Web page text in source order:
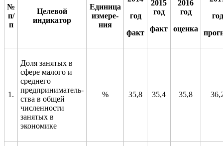
№
п/
п
Целевой
индикатор
Единица
измере-
ния
год
факт
2015
год
факт
2016
год
оценка
год
1.
Доля занятых в
сфере малого и
среднего
предприниматель-
ства в общей
численности
занятых в
экономике
% 35,8 35,4 35,8